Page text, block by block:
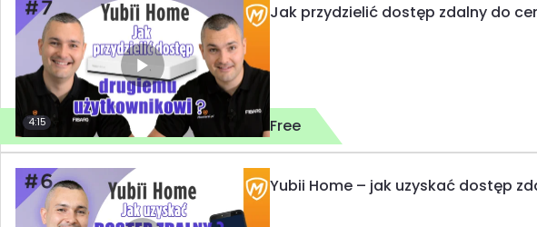
4:15
Jak przydzielić dostęp zdalny do
Free
Yubii Home – jak uzyskać dostęp